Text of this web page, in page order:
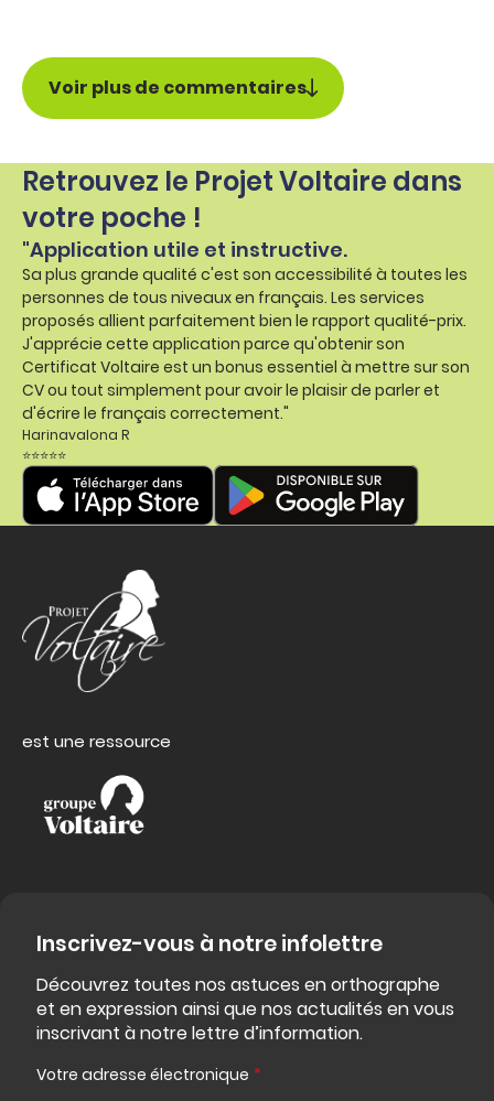
Voir plus de commentaires
Retrouvez le Projet Voltaire dans
votre poche !
"Application utile et instructive.
Sa plus grande qualité c'est son accessibilité à toutes les
personnes de tous niveaux en français. Les services
proposés allient parfaitement bien le rapport qualité-prix.
J'apprécie cette application parce qu'obtenir son
Certificat Voltaire est un bonus essentiel à mettre sur son
CV ou tout simplement pour avoir le plaisir de parler et
d'écrire le français correctement."
Harinavalona R
⭐⭐⭐⭐⭐
est une ressource
Inscrivez-vous à notre infolettre
Découvrez toutes nos astuces en orthographe
et en expression ainsi que nos actualités en vous
inscrivant à notre lettre d’information.
Votre adresse électronique *